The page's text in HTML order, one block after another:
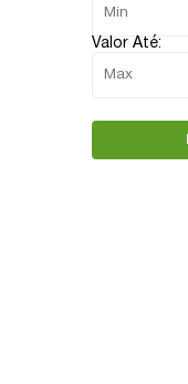
Valor Até: